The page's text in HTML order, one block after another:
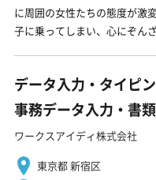
に周囲の女性たちの態度が激
子に乗ってしまい、心にぞん
データ入力・タイピ
事務データ入力・書
ワークスアイディ株式会社
東京都 新宿区